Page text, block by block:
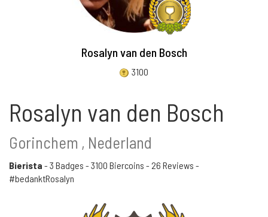
Rosalyn van den Bosch
3100
Rosalyn van den Bosch
Gorinchem , Nederland
Bierista - 3 Badges - 3100 Biercoins - 26 Reviews -
#bedanktRosalyn